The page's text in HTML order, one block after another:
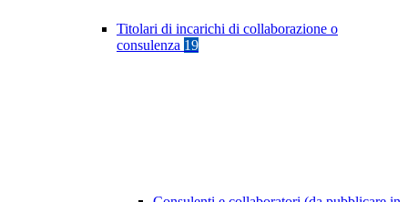
Titolari di incarichi di collaborazione o
consulenza 19